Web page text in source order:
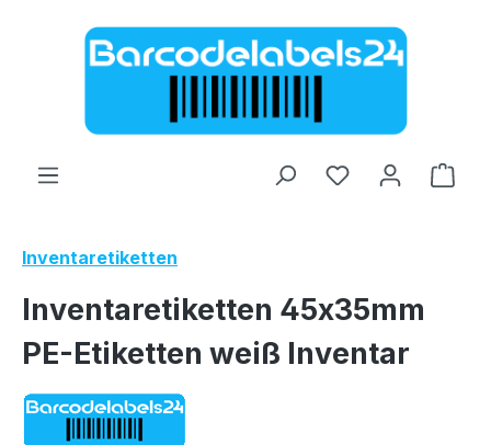
Zum Hauptinhalt springen
Inventaretiketten
Inventaretiketten 45x35mm
PE-Etiketten weiß Inventar